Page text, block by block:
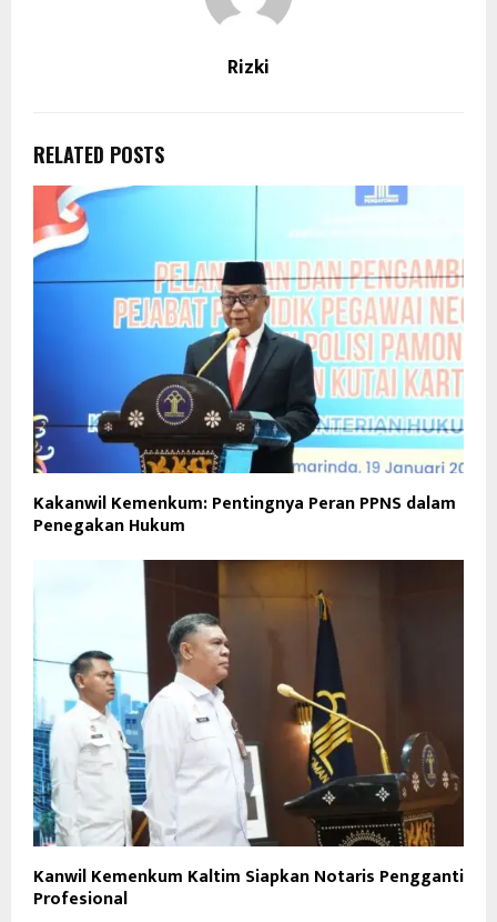
Rizki
RELATED POSTS
Kakanwil Kemenkum: Pentingnya Peran PPNS dalam
Penegakan Hukum
Kanwil Kemenkum Kaltim Siapkan Notaris Pengganti
Profesional